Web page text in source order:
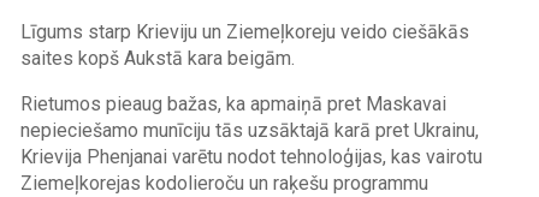
Līgums starp Krieviju un Ziemeļkoreju veido ciešākās
saites kopš Aukstā kara beigām.
Rietumos pieaug bažas, ka apmaiņā pret Maskavai
nepieciešamo munīciju tās uzsāktajā karā pret Ukrainu,
Krievija Phenjanai varētu nodot tehnoloģijas, kas vairotu
Ziemeļkorejas kodolieroču un raķešu programmu